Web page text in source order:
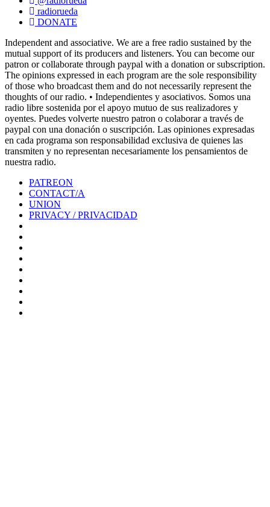
radiorueda
DONATE
Independent and associative. We are a free radio sustained by the
mutual support of its producers and listeners. You can become our
patron or collaborate through paypal with a donation or subscription.
The opinions expressed in each program are the sole responsibility
of those who broadcast them and do not necessarily represent the
thoughts of our radio. • Independientes y asociativos. Somos una
radio libre sostenida por el apoyo mutuo de sus realizadores y
oyentes. Puedes volverte nuestro patron o colaborar a través de
paypal con una donación o suscripción. Las opiniones expresadas
en cada programa son responsabilidad exclusiva de quienes las
transmiten y no representan necesariamente los pensamientos de
nuestra radio.
PATREON
CONTACT/A
UNION
PRIVACY / PRIVACIDAD